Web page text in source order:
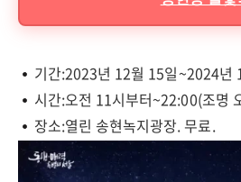
기간:2023년 12월 15일~2024년
시간:오전 11시부터~22:00(조명
장소:열린 송현녹지광장. 무료.